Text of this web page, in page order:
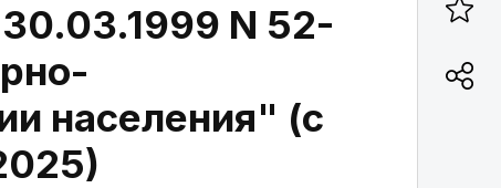
N 52-
населения" (с